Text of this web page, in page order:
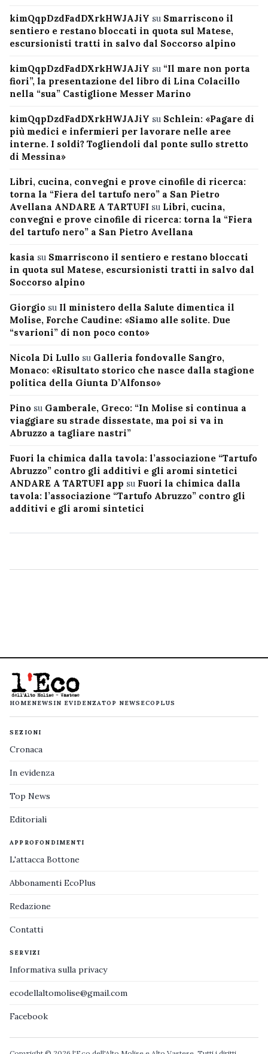
kimQqpDzdFadDXrkHWJAJiY su Smarriscono il
sentiero e restano bloccati in quota sul Matese,
escursionisti tratti in salvo dal Soccorso alpino
kimQqpDzdFadDXrkHWJAJiY su “Il mare non porta
fiori”, la presentazione del libro di Lina Colacillo
nella “sua” Castiglione Messer Marino
kimQqpDzdFadDXrkHWJAJiY su Schlein: «Pagare di
più medici e infermieri per lavorare nelle aree
interne. I soldi? Togliendoli dal ponte sullo stretto
di Messina»
Libri, cucina, convegni e prove cinofile di ricerca:
torna la “Fiera del tartufo nero” a San Pietro
Avellana ANDARE A TARTUFI su Libri, cucina,
convegni e prove cinofile di ricerca: torna la “Fiera
del tartufo nero” a San Pietro Avellana
kasia su Smarriscono il sentiero e restano bloccati
in quota sul Matese, escursionisti tratti in salvo dal
Soccorso alpino
Giorgio su Il ministero della Salute dimentica il
Molise, Forche Caudine: «Siamo alle solite. Due
“svarioni” di non poco conto»
Nicola Di Lullo su Galleria fondovalle Sangro,
Monaco: «Risultato storico che nasce dalla stagione
politica della Giunta D’Alfonso»
Pino su Gamberale, Greco: “In Molise si continua a
viaggiare su strade dissestate, ma poi si va in
Abruzzo a tagliare nastri”
Fuori la chimica dalla tavola: l’associazione “Tartufo
Abruzzo” contro gli additivi e gli aromi sintetici
ANDARE A TARTUFI app su Fuori la chimica dalla
tavola: l’associazione “Tartufo Abruzzo” contro gli
additivi e gli aromi sintetici
HOMENEWS IN EVIDENZATOP NEWS ECOPLUS
SEZIONI
Cronaca
In evidenza
Top News
Editoriali
APPROFONDIMENTI
L'attacca Bottone
Abbonamenti EcoPlus
Redazione
Contatti
SERVIZI
Informativa sulla privacy
ecodellaltomolise@gmail.com
Facebook